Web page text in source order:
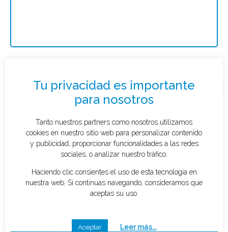
Solicitar presupuesto